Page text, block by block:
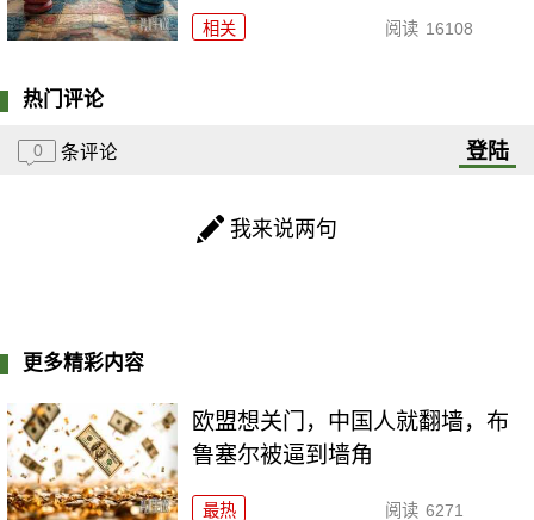
相关 阅读 16108
热门评论
0 条评论 登陆
我来说两句
更多精彩内容
欧盟想关门，中国人就翻墙，布
鲁塞尔被逼到墙角
最热 阅读 6271